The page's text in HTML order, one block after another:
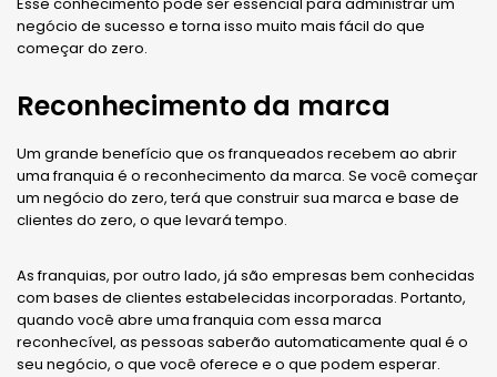
negócio de sucesso e torna isso muito mais fácil do que
começar do zero.
Reconhecimento da marca
Um grande benefício que os franqueados recebem ao abrir
uma franquia é o reconhecimento da marca. Se você começar
um negócio do zero, terá que construir sua marca e base de
clientes do zero, o que levará tempo.
As franquias, por outro lado, já são empresas bem conhecidas
com bases de clientes estabelecidas incorporadas. Portanto,
quando você abre uma franquia com essa marca
reconhecível, as pessoas saberão automaticamente qual é o
seu negócio, o que você oferece e o que podem esperar.